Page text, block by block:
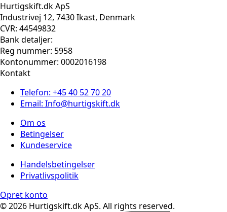
Hurtigskift.dk ApS
Industrivej 12, 7430 Ikast, Denmark
CVR: 44549832
Bank detaljer:
Reg nummer: 5958
Kontonummer: 0002016198
Kontakt
Telefon: +45 40 52 70 20
Email: Info@hurtigskift.dk
Om os
Betingelser
Kundeservice
Handelsbetingelser
Privatlivspolitik
Opret konto
© 2026 Hurtigskift.dk ApS. All rights reserved.